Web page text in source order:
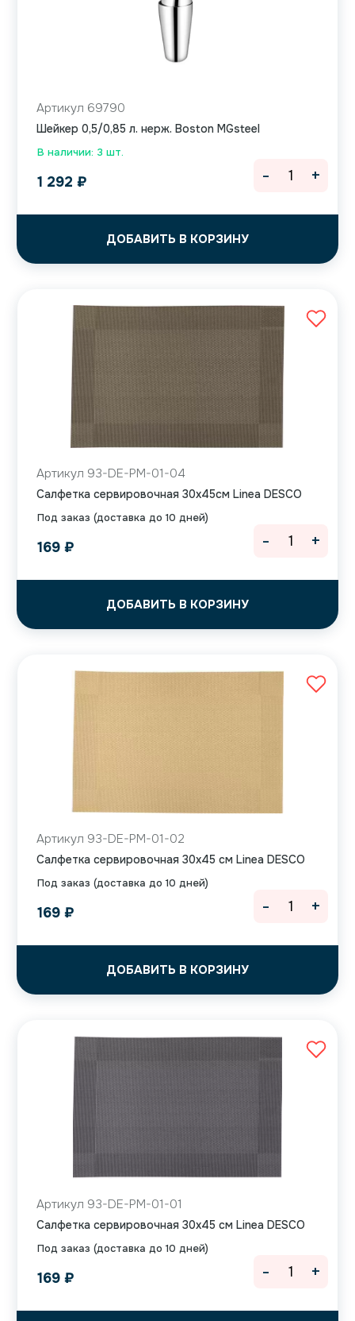
В наличии: 3 шт.
Артикул 69790
Шейкер 0,5/0,85 л. нерж. Boston MGsteel
1 292 ₽
ДОБАВИТЬ В КОРЗИНУ
- +
Под заказ (доставка до 10 дней)
Артикул 93-DE-PM-01-04
Салфетка сервировочная 30х45см Linea DESCO
169 ₽
ДОБАВИТЬ В КОРЗИНУ
- +
Под заказ (доставка до 10 дней)
Артикул 93-DE-PM-01-02
Салфетка сервировочная 30х45 см Linea DESCO
169 ₽
ДОБАВИТЬ В КОРЗИНУ
- +
Под заказ (доставка до 10 дней)
Артикул 93-DE-PM-01-01
Салфетка сервировочная 30х45 см Linea DESCO
169 ₽ - +